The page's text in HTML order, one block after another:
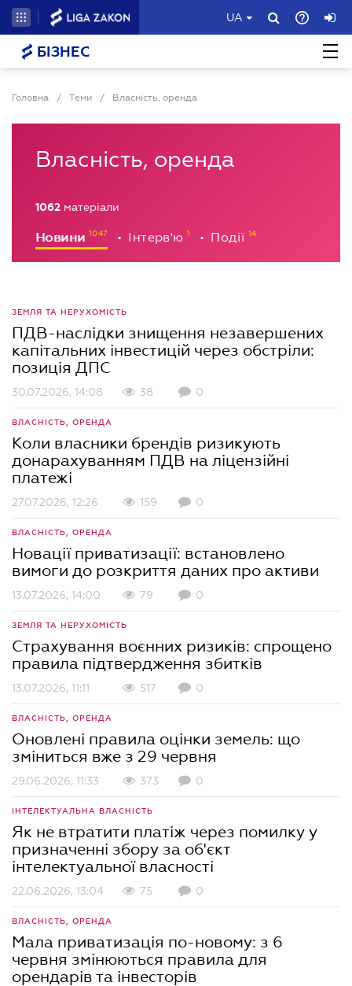
UA
БІЗНЕС
Головна / Теми / Власність, оренда
Власність, оренда
1062 матеріали
Новини • Інтерв'ю • Події
ЗЕМЛЯ ТА НЕРУХОМІСТЬ
ПДВ-наслідки знищення незавершених
капітальних інвестицій через обстріли:
позиція ДПС
30.07.2026, 14:08 38 0
ВЛАСНІСТЬ, ОРЕНДА
Коли власники брендів ризикують
донарахуванням ПДВ на ліцензійні
платежі
27.07.2026, 12:26 159 0
ВЛАСНІСТЬ, ОРЕНДА
Новації приватизації: встановлено
вимоги до розкриття даних про активи
13.07.2026, 14:00 79 0
ЗЕМЛЯ ТА НЕРУХОМІСТЬ
Страхування воєнних ризиків: спрощено
правила підтвердження збитків
13.07.2026, 11:11 517 0
ВЛАСНІСТЬ, ОРЕНДА
Оновлені правила оцінки земель: що
зміниться вже з 29 червня
29.06.2026, 11:33 373 0
ІНТЕЛЕКТУАЛЬНА ВЛАСНІСТЬ
Як не втратити платіж через помилку у
призначенні збору за об'єкт
інтелектуальної власності
22.06.2026, 13:04 75 0
ВЛАСНІСТЬ, ОРЕНДА
Мала приватизація по-новому: з 6
червня змінюються правила для
орендарів та інвесторів